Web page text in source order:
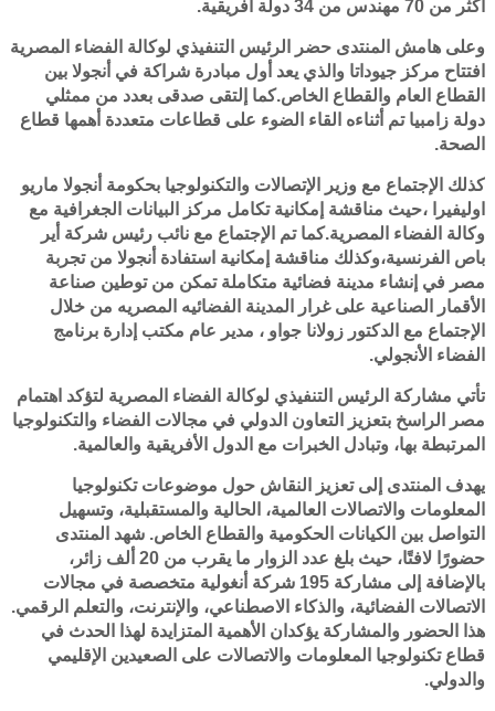
أكثر من 70 مهندس من 34 دولة أفريقية.
وعلى هامش المنتدى حضر الرئيس التنفيذي لوكالة الفضاء المصرية
افتتاح مركز جيوداتا والذي يعد أول مبادرة شراكة في أنجولا بين
القطاع العام والقطاع الخاص.كما إلتقى صدقى بعدد من ممثلي
دولة زامبيا تم أثناءه القاء الضوء على قطاعات متعددة أهمها قطاع
الصحة.
كذلك الإجتماع مع وزير الإتصالات والتكنولوجيا بحكومة أنجولا ماريو
اوليفيرا ،حيث مناقشة إمكانية تكامل مركز البيانات الجغرافية مع
وكالة الفضاء المصرية.كما تم الإجتماع مع نائب رئيس شركة أير
باص الفرنسية،وكذلك مناقشة إمكانية استفادة أنجولا من تجربة
مصر في إنشاء مدينة فضائية متكاملة تمكن من توطين صناعة
الأقمار الصناعية على غرار المدينة الفضائيه المصريه من خلال
الإجتماع مع الدكتور زولانا جواو ، مدير عام مكتب إدارة برنامج
الفضاء الأنجولي.
تأتي مشاركة الرئيس التنفيذي لوكالة الفضاء المصرية لتؤكد اهتمام
مصر الراسخ بتعزيز التعاون الدولي في مجالات الفضاء والتكنولوجيا
المرتبطة بها، وتبادل الخبرات مع الدول الأفريقية والعالمية.
يهدف المنتدى إلى تعزيز النقاش حول موضوعات تكنولوجيا
المعلومات والاتصالات العالمية، الحالية والمستقبلية، وتسهيل
التواصل بين الكيانات الحكومية والقطاع الخاص. شهد المنتدى
حضورًا لافتًا، حيث بلغ عدد الزوار ما يقرب من 20 ألف زائر،
بالإضافة إلى مشاركة 195 شركة أنغولية متخصصة في مجالات
الاتصالات الفضائية، والذكاء الاصطناعي، والإنترنت، والتعلم الرقمي.
هذا الحضور والمشاركة يؤكدان الأهمية المتزايدة لهذا الحدث في
قطاع تكنولوجيا المعلومات والاتصالات على الصعيدين الإقليمي
والدولي.